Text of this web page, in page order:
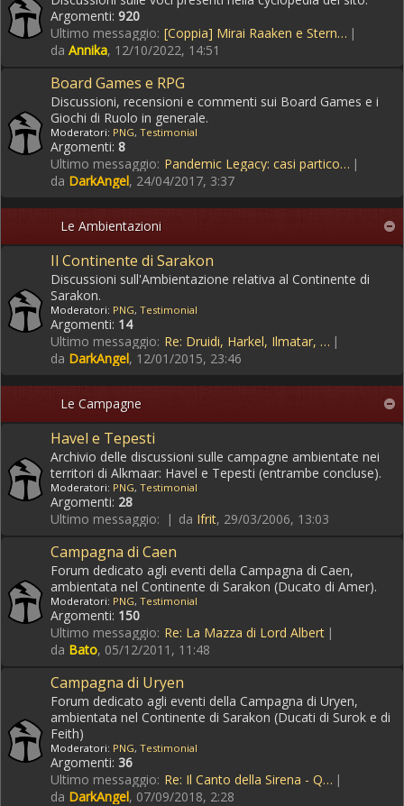
Argomenti: 920
Ultimo messaggio: [Coppia] Mirai Raaken e Stern…
da Annika, 12/10/2022, 14:51
Board Games e RPG
Discussioni, recensioni e commenti sui Board Games e i
Giochi di Ruolo in generale.
Moderatori: PNG, Testimonial
Argomenti: 8
Ultimo messaggio: Pandemic Legacy: casi partico…
da DarkAngel, 24/04/2017, 3:37
Le Ambientazioni
Il Continente di Sarakon
Discussioni sull'Ambientazione relativa al Continente di
Sarakon.
Moderatori: PNG, Testimonial
Argomenti: 14
Ultimo messaggio: Re: Druidi, Harkel, Ilmatar, …
da DarkAngel, 12/01/2015, 23:46
Le Campagne
Havel e Tepesti
Archivio delle discussioni sulle campagne ambientate nei
territori di Alkmaar: Havel e Tepesti (entrambe concluse).
Moderatori: PNG, Testimonial
Argomenti: 28
Ultimo messaggio:
da Ifrit, 29/03/2006, 13:03
Campagna di Caen
Forum dedicato agli eventi della Campagna di Caen,
ambientata nel Continente di Sarakon (Ducato di Amer).
Moderatori: PNG, Testimonial
Argomenti: 150
Ultimo messaggio: Re: La Mazza di Lord Albert
da Bato, 05/12/2011, 11:48
Campagna di Uryen
Forum dedicato agli eventi della Campagna di Uryen,
ambientata nel Continente di Sarakon (Ducati di Surok e di
Feith)
Moderatori: PNG, Testimonial
Argomenti: 36
Ultimo messaggio: Re: Il Canto della Sirena - Q…
da DarkAngel, 07/09/2018, 2:28